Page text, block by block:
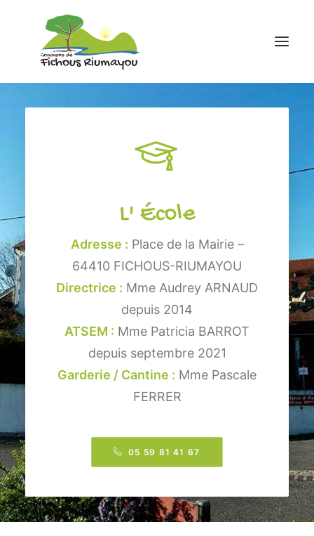
05 59 81 43 88
L' École
Adresse : Place de la Mairie –
64410 FICHOUS-RIUMAYOU
Directrice : Mme Audrey ARNAUD
depuis 2014
ATSEM : Mme Patricia BARROT
depuis septembre 2021
Garderie / Cantine : Mme Pascale
FERRER
05 59 81 41 67